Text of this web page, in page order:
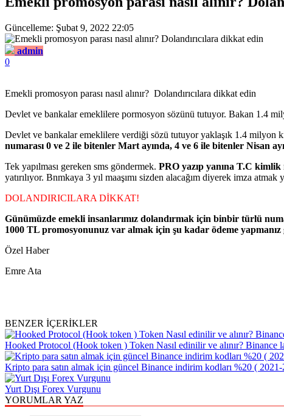
Güncelleme: Şubat 9, 2022 22:05
admin
0
Emekli promosyon parası nasıl alınır? Dolandırıcılara dikkat edin
Devlet ve bankalar emeklilere pormosyon sözünü tutuyor. Bakan 1.4
Devlet ve bankalar emeklilere verdiği sözü tutuyor yaklaşık 1.4 milyon
numarası 0 ve 2 ile bitenler Mart ayında, 4 ve 6 ile bitenler Nisan
Tek yapılması gereken sms göndermek. PRO yazıp yanına T.C kimlik
yatırılıyor. Bnmkaya 3 yıl maaşımı sizden alacağım diyerek imza atmak
DOLANDIRICILARA DİKKAT!
Günümüzde emekli insanlarımız dolandırmak için binbir türlü
1000 TL promosyonunuz var almak için şu kadar ödeme
Özel Haber
Emre Ata
BENZER İÇERİKLER
Hooked Protocol (Hook token ) Token Nasıl edinilir ve alınır? Binance
Kripto para satın almak için güncel Binance indirim kodları %20 (
Yurt Dışı Forex Vurgunu
YORUMLAR YAZ